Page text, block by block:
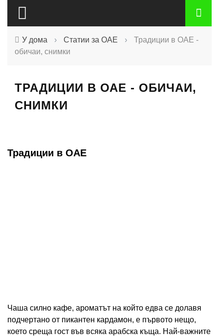
У дома › Статии за ОАЕ ›
Традиции в ОАЕ -
обичаи, снимки
ТРАДИЦИИ В ОАЕ - ОБИЧАИ,
СНИМКИ
Традиции в ОАЕ
Чаша силно кафе, ароматът на който едва се долавя
подчертано от пикантен кардамон, е първото нещо,
което среща гост във всяка арабска къща. Най-важните